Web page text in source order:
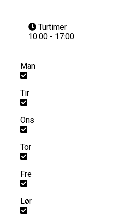
Turtimer
10:00 - 17:00
Man
Tir
Ons
Tor
Fre
Lør